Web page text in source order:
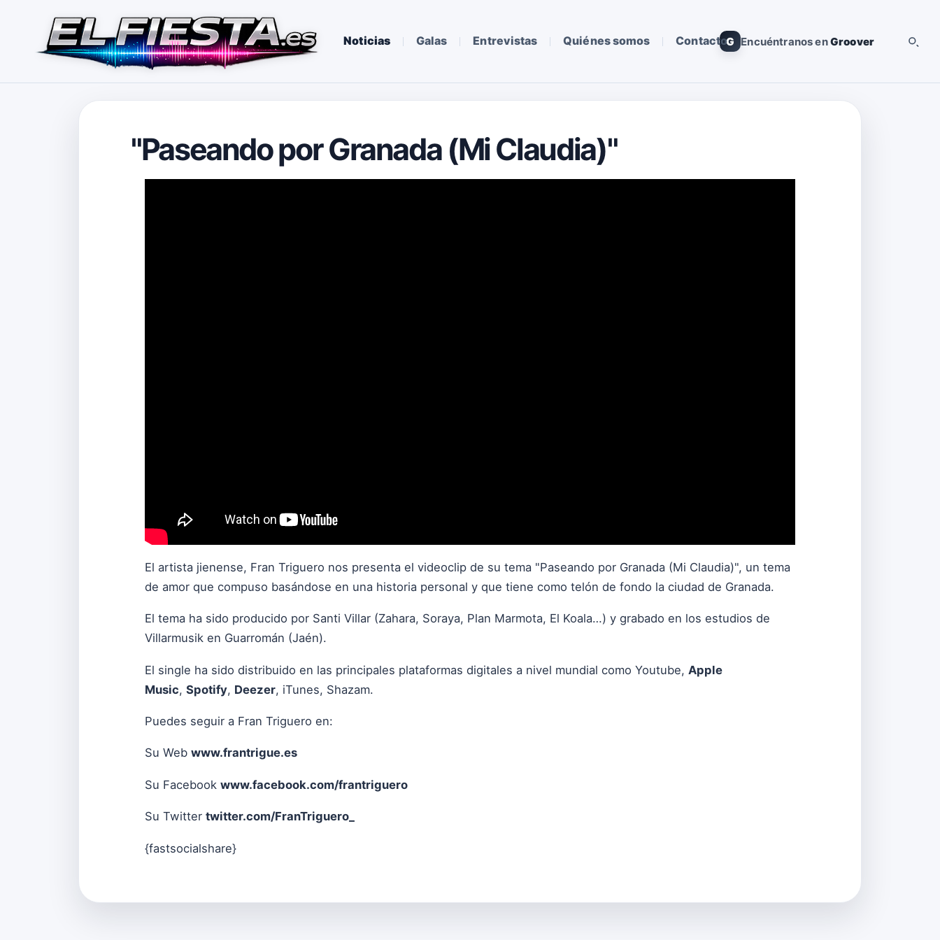
Noticias Galas Entrevistas Quiénes somos ContactoG Encuéntranos enGroover
"Paseando por Granada (Mi Claudia)"
El artista jienense, Fran Triguero nos presenta el videoclip de su tema "Paseando por Granada (Mi Claudia)", un tema
de amor que compuso basándose en una historia personal y que tiene como telón de fondo la ciudad de Granada.
El tema ha sido producido por Santi Villar (Zahara, Soraya, Plan Marmota, El Koala…) y grabado en los estudios de
Villarmusik en Guarromán (Jaén).
El single ha sido distribuido en las principales plataformas digitales a nivel mundial como Youtube, Apple
Music, Spotify, Deezer, iTunes, Shazam.
Puedes seguir a Fran Triguero en:
Su Web www.frantrigue.es
Su Facebook www.facebook.com/frantriguero
Su Twitter twitter.com/FranTriguero_
{fastsocialshare}